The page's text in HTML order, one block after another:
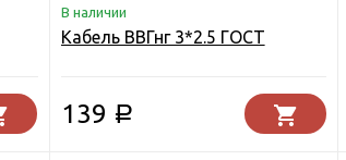
В наличии
Кабель ВВГнг 3*2.5 ГОСТ
139 Р